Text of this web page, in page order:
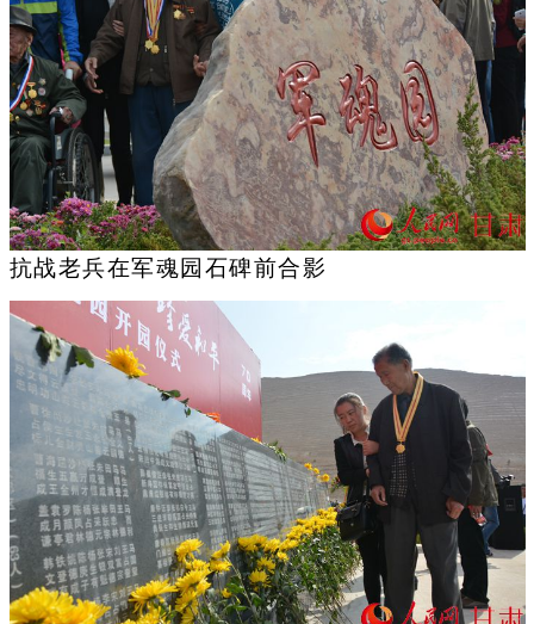
抗战老兵在军魂园石碑前合影